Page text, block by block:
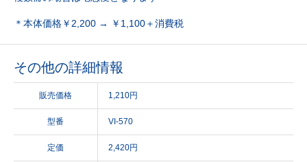
＊本体価格￥2,200 → ￥1,100＋消費税
その他の詳細情報
販売価格 1,210円
型番 VI-570
定価 2,420円